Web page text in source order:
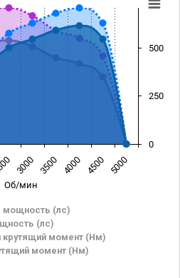
Об/мин
мощность (лс)
(лс)
крутящий момент (Нм)
момент (Нм)
3000 3500 4000 4500 5000
0
250
500